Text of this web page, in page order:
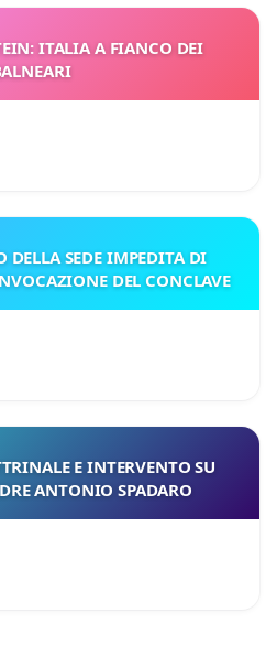
ITALIA A FIANCO DEI
DELLA SEDE IMPEDITA DI
DEL CONCLAVE
E INTERVENTO SU
ANTONIO SPADARO